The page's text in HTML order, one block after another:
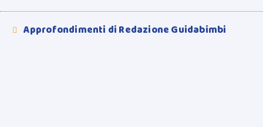
 Approfondimenti di Redazione Guidabimbi